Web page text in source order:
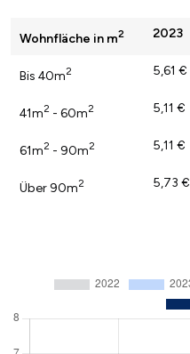
Wohnfläche in m2 2023
Bis 40m2 5,61 €
41m2 - 60m2 5,11 €
61m2 - 90m2 5,11 €
Über 90m2 5,73 €